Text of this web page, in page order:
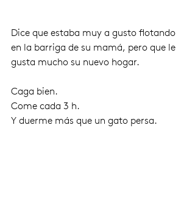
Dice que estaba muy a gusto flotando
en la barriga de su mamá, pero que le
gusta mucho su nuevo hogar.
Caga bien.
Come cada 3 h.
Y duerme más que un gato persa.